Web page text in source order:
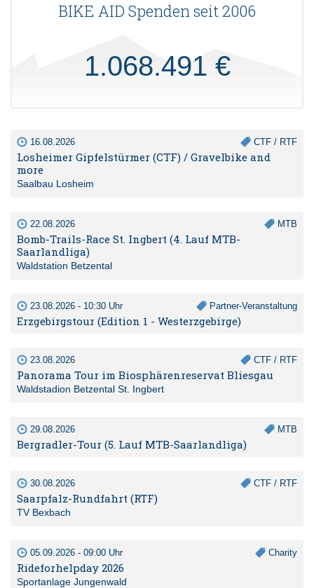
BIKE AID Spenden seit 2006
1.068.491 €
16.08.2026 CTF / RTF
Losheimer Gipfelstürmer (CTF) / Gravelbike and
more
Saalbau Losheim
22.08.2026 MTB
Bomb-Trails-Race St. Ingbert (4. Lauf MTB-
Saarlandliga)
Waldstation Betzental
23.08.2026 - 10:30 Uhr Partner-Veranstaltung
Erzgebirgstour (Edition 1 - Westerzgebirge)
23.08.2026 CTF / RTF
Panorama Tour im Biosphärenreservat Bliesgau
Waldstadion Betzental St. Ingbert
29.08.2026 MTB
Bergradler-Tour (5. Lauf MTB-Saarlandliga)
30.08.2026 CTF / RTF
Saarpfalz-Rundfahrt (RTF)
TV Bexbach
05.09.2026 - 09:00 Uhr Charity
Rideforhelpday 2026
Sportanlage Jungenwald